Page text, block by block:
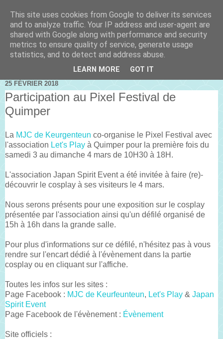
25 FÉVRIER 2018
Participation au Pixel Festival de
Quimper
La MJC de Keurgenteun co-organise le Pixel Festival avec
l'association Let's Play à Quimper pour la première fois du
samedi 3 au dimanche 4 mars de 10H30 à 18H.
L'association Japan Spirit Event a été invitée à faire (re)-
découvrir le cosplay à ses visiteurs le 4 mars.
Nous serons présents pour une exposition sur le cosplay
présentée par l'association ainsi qu'un défilé organisé de
15h à 16h dans la grande salle.
Pour plus d'informations sur ce défilé, n'hésitez pas à vous
rendre sur l'encart dédié à l'évènement dans la partie
cosplay ou en cliquant sur l'affiche.
Toutes les infos sur les sites :
Page Facebook : MJC de Keurfeunteun, Let's Play & Japan
Spirit Event
Page Facebook de l'évènement : Évènement
Site officiels :
This site uses cookies from Google to deliver its services
and to analyze traffic. Your IP address and user-agent are
shared with Google along with performance and security
metrics to ensure quality of service, generate usage
statistics, and to detect and address abuse.
LEARN MORE GOT IT